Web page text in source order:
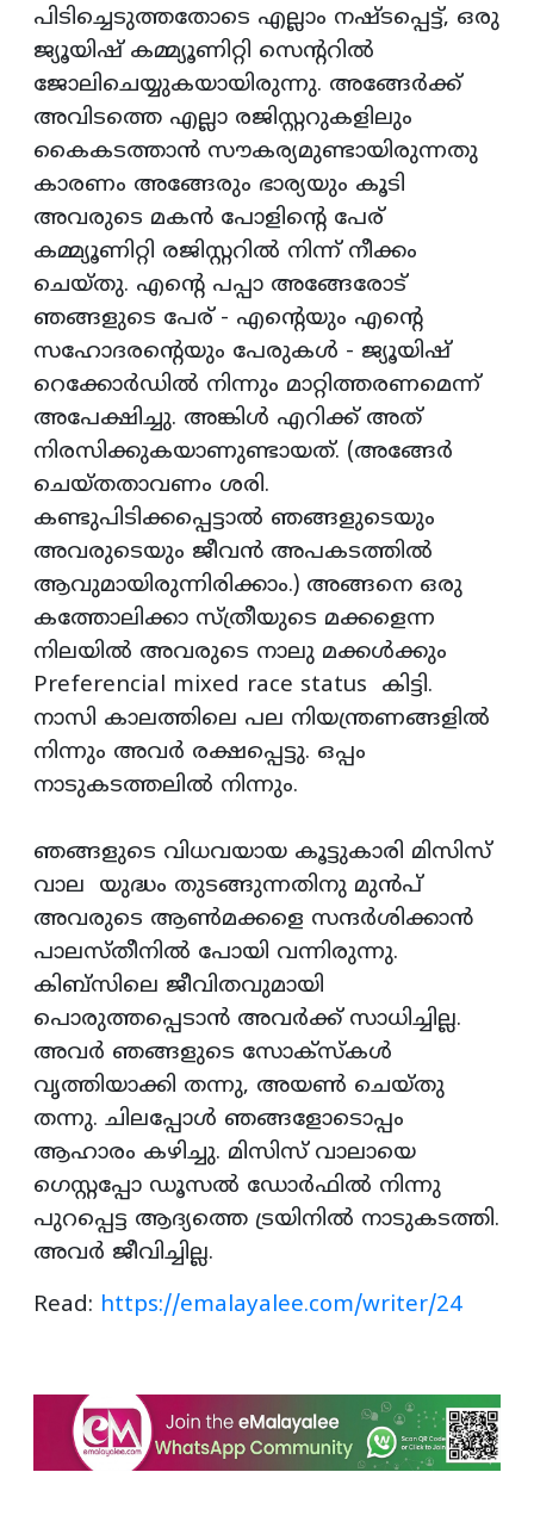
പിടിച്ചെടുത്തതോടെ എല്ലാം നഷ്ടപ്പെട്ട്, ഒരു
ജ്യൂയിഷ് കമ്മ്യൂണിറ്റി സെന്ററില്‍
ജോലിചെയ്യുകയായിരുന്നു. അങ്ങേര്‍ക്ക്
അവിടത്തെ എല്ലാ രജിസ്റ്ററുകളിലും
കൈകടത്താന്‍ സൗകര്യമുണ്ടായിരുന്നതു
കാരണം അങ്ങേരും ഭാര്യയും കൂടി
അവരുടെ മകന്‍ പോളിന്റെ പേര്
കമ്മ്യൂണിറ്റി രജിസ്റ്ററില്‍ നിന്ന് നീക്കം
ചെയ്തു. എന്റെ പപ്പാ അങ്ങേരോട്
ഞങ്ങളുടെ പേര് - എന്റെയും എന്റെ
സഹോദരന്റെയും പേരുകള്‍ - ജ്യൂയിഷ്
റെക്കോര്‍ഡില്‍ നിന്നും മാറ്റിത്തരണമെന്ന്
അപേക്ഷിച്ചു. അങ്കിള്‍ എറിക്ക് അത്
നിരസിക്കുകയാണുണ്ടായത്. (അങ്ങേര്‍
ചെയ്തതാവണം ശരി.
കണ്ടുപിടിക്കപ്പെട്ടാല്‍ ഞങ്ങളുടെയും
അവരുടെയും ജീവന്‍ അപകടത്തില്‍
ആവുമായിരുന്നിരിക്കാം.) അങ്ങനെ ഒരു
കത്തോലിക്കാ സ്ത്രീയുടെ മക്കളെന്ന
നിലയില്‍ അവരുടെ നാലു മക്കള്‍ക്കും
Preferencial mixed race status കിട്ടി.
നാസി കാലത്തിലെ പല നിയന്ത്രണങ്ങളില്‍
നിന്നും അവര്‍ രക്ഷപ്പെട്ടു. ഒപ്പം
നാടുകടത്തലില്‍ നിന്നും.
ഞങ്ങളുടെ വിധവയായ കൂട്ടുകാരി മിസിസ്
വാല യുദ്ധം തുടങ്ങുന്നതിനു മുന്‍പ്
അവരുടെ ആണ്‍മക്കളെ സന്ദര്‍ശിക്കാന്‍
പാലസ്തീനില്‍ പോയി വന്നിരുന്നു.
കിബ്‌സിലെ ജീവിതവുമായി
പൊരുത്തപ്പെടാന്‍ അവര്‍ക്ക് സാധിച്ചില്ല.
അവര്‍ ഞങ്ങളുടെ സോക്‌സ്‌കള്‍
വൃത്തിയാക്കി തന്നു, അയണ്‍ ചെയ്തു
തന്നു. ചിലപ്പോള്‍ ഞങ്ങളോടൊപ്പം
ആഹാരം കഴിച്ചു. മിസിസ് വാലായെ
ഗെസ്റ്റപ്പോ ഡൂസല്‍ ഡോര്‍ഫില്‍ നിന്നു
പുറപ്പെട്ട ആദ്യത്തെ ട്രയിനില്‍ നാടുകടത്തി.
അവര്‍ ജീവിച്ചില്ല.
Read: https://emalayalee.com/writer/24